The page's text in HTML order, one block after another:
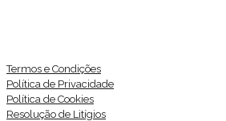
Termos e Condições
Política de Privacidade
Política de Cookies
Resolução de Litígios